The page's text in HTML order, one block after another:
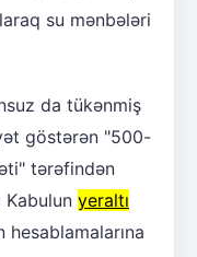
su mənbələri
da tükənmiş
göstərən "500-
tərəfindən
Kabulun yeraltı